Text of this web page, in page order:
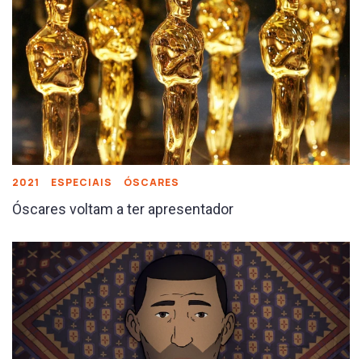
2021 ESPECIAIS ÓSCARES
Óscares voltam a ter apresentador